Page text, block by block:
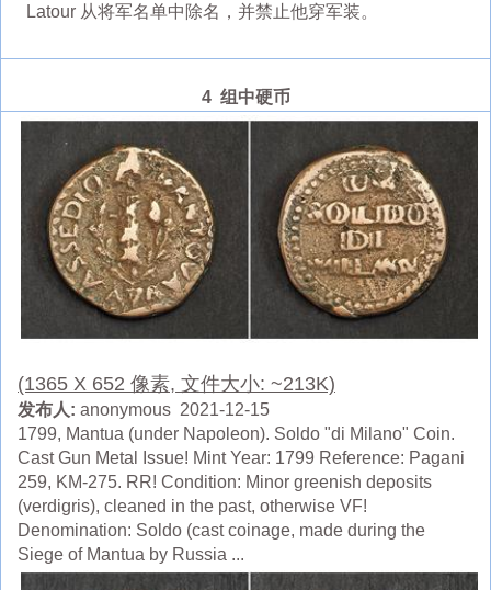
Latour 从将军名单中除名，并禁止他穿军装。
4 组中硬币
(1365 X 652 像素, 文件大小: ~213K)
发布人: anonymous 2021-12-15
1799, Mantua (under Napoleon). Soldo "di Milano" Coin.
Cast Gun Metal Issue! Mint Year: 1799 Reference: Pagani
259, KM-275. RR! Condition: Minor greenish deposits
(verdigris), cleaned in the past, otherwise VF!
Denomination: Soldo (cast coinage, made during the
Siege of Mantua by Russia ...